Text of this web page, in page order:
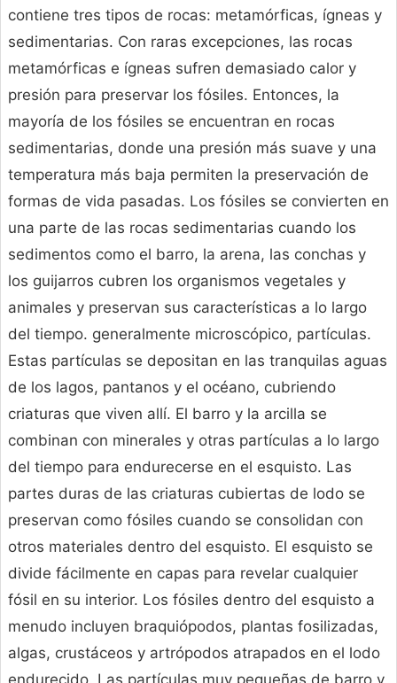
contiene tres tipos de rocas: metamórficas, ígneas y
sedimentarias. Con raras excepciones, las rocas
metamórficas e ígneas sufren demasiado calor y
presión para preservar los fósiles. Entonces, la
mayoría de los fósiles se encuentran en rocas
sedimentarias, donde una presión más suave y una
temperatura más baja permiten la preservación de
formas de vida pasadas. Los fósiles se convierten en
una parte de las rocas sedimentarias cuando los
sedimentos como el barro, la arena, las conchas y
los guijarros cubren los organismos vegetales y
animales y preservan sus características a lo largo
del tiempo. generalmente microscópico, partículas.
Estas partículas se depositan en las tranquilas aguas
de los lagos, pantanos y el océano, cubriendo
criaturas que viven allí. El barro y la arcilla se
combinan con minerales y otras partículas a lo largo
del tiempo para endurecerse en el esquisto. Las
partes duras de las criaturas cubiertas de lodo se
preservan como fósiles cuando se consolidan con
otros materiales dentro del esquisto. El esquisto se
divide fácilmente en capas para revelar cualquier
fósil en su interior. Los fósiles dentro del esquisto a
menudo incluyen braquiópodos, plantas fosilizadas,
algas, crustáceos y artrópodos atrapados en el lodo